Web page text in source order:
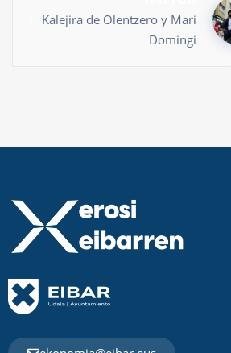
Kalejira de Olentzero y Mari
Domingi